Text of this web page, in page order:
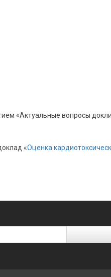
«Актуальные вопросы
«Оценка